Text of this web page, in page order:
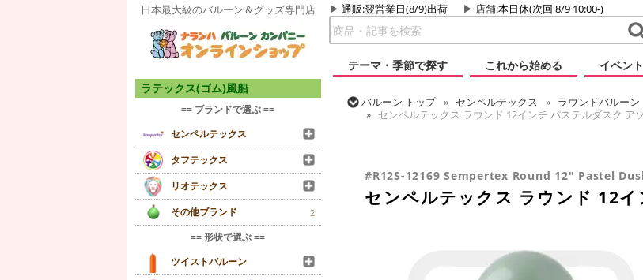
日本最大級のバルーン＆グッズ専門店 通販:翌営業日(8/9)出荷 店舗:本日休(次回 8/9 10:00-)
テーマ・季節で探す
これから始める イベン
ラテックス(ゴム)風船
== ブランドで選ぶ ==
センペルテックス
タフテックス
リオテックス
その他ブランド
2
== 形状で選ぶ ==
ツイストバルーン
バルーン トップ センペルテックス
ラウンドバルーン
センペルテックス ラウンド 12インチ パステルダスク ア
#R12S-12169 Sempertex Round 12" Pastel
センペルテックス ラウンド 12